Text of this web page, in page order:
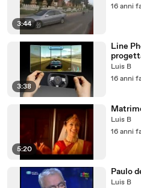
3:44
16 anni
3:38
Line
Luis B
16 anni
5:20
Luis B
16 anni
Paulo
Luis B